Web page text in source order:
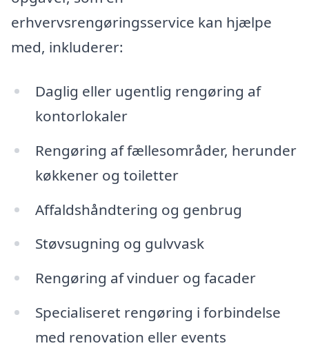
erhvervsrengøringsservice kan hjælpe
med, inkluderer:
Daglig eller ugentlig rengøring af
kontorlokaler
Rengøring af fællesområder, herunder
køkkener og toiletter
Affaldshåndtering og genbrug
Støvsugning og gulvvask
Rengøring af vinduer og facader
Specialiseret rengøring i forbindelse
med renovation eller events